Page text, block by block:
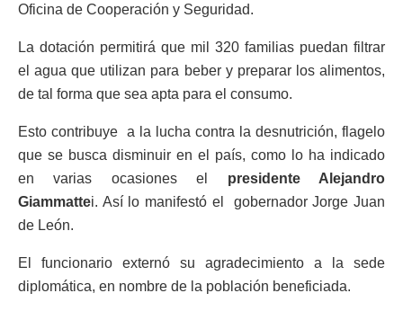
Oficina de Cooperación y Seguridad.
La dotación permitirá que mil 320 familias puedan filtrar
el agua que utilizan para beber y preparar los alimentos,
de tal forma que sea apta para el consumo.
Esto contribuye a la lucha contra la desnutrición, flagelo
que se busca disminuir en el país, como lo ha indicado
en varias ocasiones el presidente Alejandro
Giammattei. Así lo manifestó el gobernador Jorge Juan
de León.
El funcionario externó su agradecimiento a la sede
diplomática, en nombre de la población beneficiada.